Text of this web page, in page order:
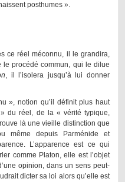
posthumes ».
ce réel méconnu, il le grandira,
le procédé commun, qui le dilue
, il l’isolera jusqu’à lui donner
», notion qu’il définit plus haut
» du réel, de la « vérité typique,
là une vieille distinction que
même depuis Parménide et
L’apparence est ce qui
comme Platon, elle est l’objet
opinion, dans un sens peut-
dicter sa loi alors qu’elle est